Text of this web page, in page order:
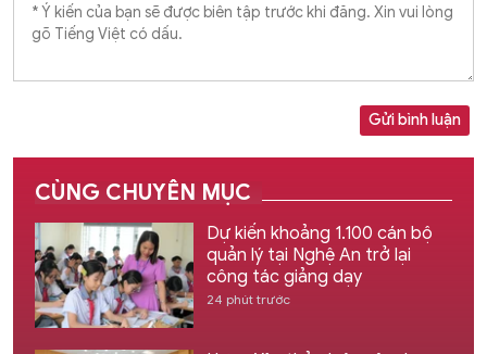
Gửi bình luận
CÙNG CHUYÊN MỤC
Dự kiến khoảng 1.100 cán bộ
quản lý tại Nghệ An trở lại
công tác giảng dạy
24 phút trước